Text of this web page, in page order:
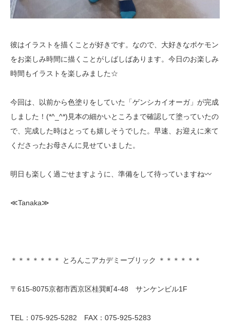
彼はイラストを描くことが好きです。なので、大好きなポケモン
をお楽しみ時間に描くことがしばしばあります。今日のお楽しみ
時間もイラストを楽しみました☆
今回は、以前から色塗りをしていた「ゲンシカイオーガ」が完成
しました！(*^_^*)見本の細かいところまで確認して塗っていたの
で、完成した時はとっても嬉しそうでした。早速、お迎えに来て
くださったお母さんに見せていました。
明日も楽しく過ごせますように、準備をして待っていますね〰
≪Tanaka≫
＊＊＊＊＊＊＊ とろんこアカデミーブリック ＊＊＊＊＊＊
〒615-8075京都市西京区桂巽町4-48 サンケンビル1F
TEL：075-925-5282 FAX：075-925-5283